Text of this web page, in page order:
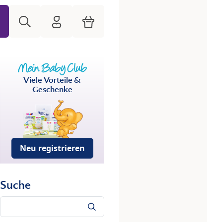
HiPP Mein Babyclub
Warenkorb
Viele Vorteile &
Geschenke
Neu registrieren
Suche